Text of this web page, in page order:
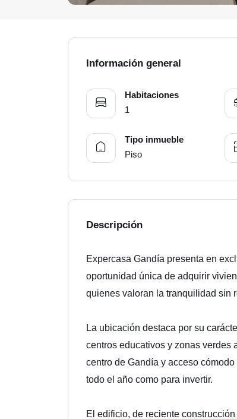
Información general
Habitaciones
1
Tipo inmueble
Piso
Descripción
Expercasa Gandía presenta en
oportunidad única de adquirir
quienes valoran la tranquilidad sin
La ubicación destaca por su
centros educativos y zonas verdes
centro de Gandía y acceso
todo el año como para invertir.
El edificio, de reciente